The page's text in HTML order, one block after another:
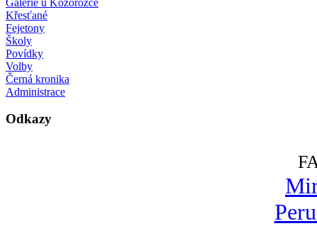
Křesťané
Fejetony
Školy
Povídky
Volby
Černá kronika
Administrace
Odkazy